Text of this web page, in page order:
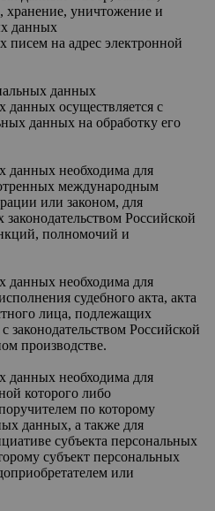
хранение, уничтожение и
данных
на адрес электронной
данных
данных осуществляется с
данных на обработку его
данных необходима для
международным
или законом, для
Российской
полномочий и
данных необходима для
судебного акта, акта
лица, подлежащих
законодательством Российской
производстве.
данных необходима для
которого либо
по которому
данных, а также для
субъекта персональных
субъект персональных
или